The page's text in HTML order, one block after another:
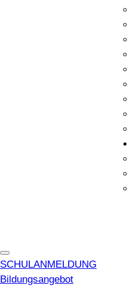
SCHULANMELDUNG
Bildungsangebot